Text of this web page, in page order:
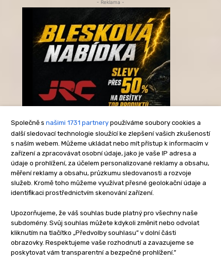
Společně s našimi 1731 partnery používáme soubory cookies a
další sledovací technologie sloužící ke zlepšení vašich zkušeností
s naším webem. Můžeme ukládat nebo mít přístup k informacím v
zařízení a zpracovávat osobní údaje, jako je vaše IP adresa a
údaje o prohlížení, za účelem personalizované reklamy a obsahu,
měření reklamy a obsahu, průzkumu sledovanosti a rozvoje
služeb. Kromě toho můžeme využívat přesné geolokační údaje a
identifikaci prostřednictvím skenování zařízení.
Upozorňujeme, že váš souhlas bude platný pro všechny naše
subdomény. Svůj souhlas můžete kdykoli změnit nebo odvolat
kliknutím na tlačítko „Předvolby souhlasu” v dolní části
obrazovky. Respektujeme vaše rozhodnutí a zavazujeme se
poskytovat vám transparentní a bezpečné prohlížení.”
- Reklama -
-Reklama-